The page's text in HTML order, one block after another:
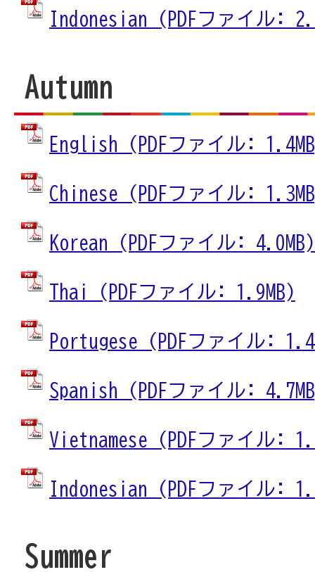
Indonesian (PDFファイル:
Autumn
English (PDFファイル:
Chinese (PDFファイル:
Korean (PDFファイル: 4.0MB)
Thai (PDFファイル: 1.9MB)
Portugese (PDFファイル:
Spanish (PDFファイル:
Vietnamese (PDFファイル:
Indonesian (PDFファイル:
Summer